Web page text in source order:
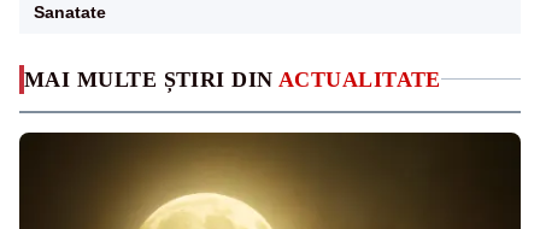
MAI MULTE ȘTIRI DIN ACTUALITATE
Sanatate